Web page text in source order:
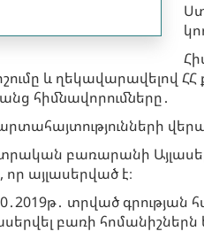
և
հիմնավորումները․
բառարանի
որ այլասերված է։
տրված գրության
բառի